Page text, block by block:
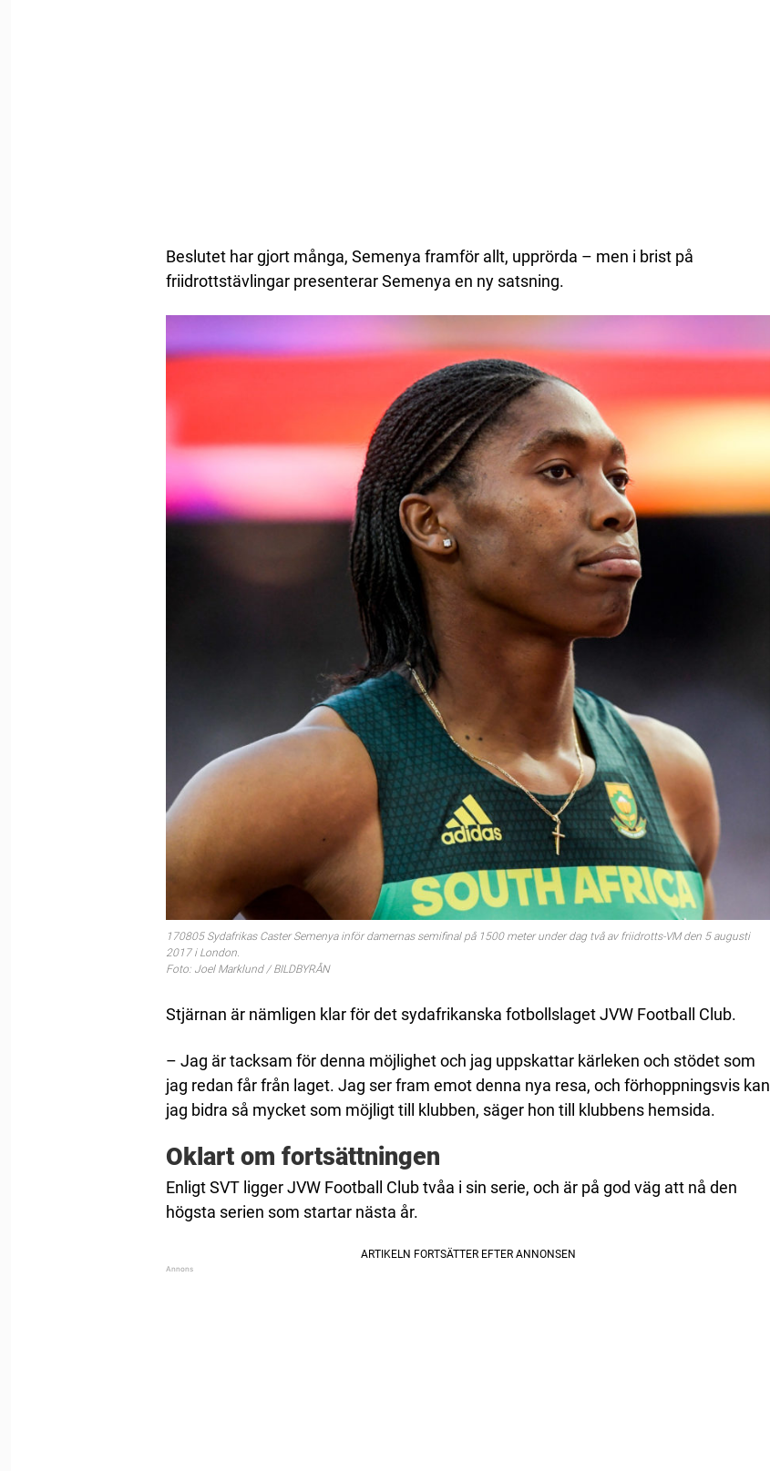
Beslutet har gjort många, Semenya framför allt, upprörda – men i brist på
friidrottstävlingar presenterar Semenya en ny satsning.
170805 Sydafrikas Caster Semenya inför damernas semifinal på 1500 meter under dag två av friidrotts-VM den 5 augusti
2017 i London.
Foto: Joel Marklund / BILDBYRÅN
Stjärnan är nämligen klar för det sydafrikanska fotbollslaget JVW Football Club.
– Jag är tacksam för denna möjlighet och jag uppskattar kärleken och stödet som
jag redan får från laget. Jag ser fram emot denna nya resa, och förhoppningsvis kan
jag bidra så mycket som möjligt till klubben, säger hon till klubbens hemsida.
Oklart om fortsättningen
Enligt SVT ligger JVW Football Club tvåa i sin serie, och är på god väg att nå den
högsta serien som startar nästa år.